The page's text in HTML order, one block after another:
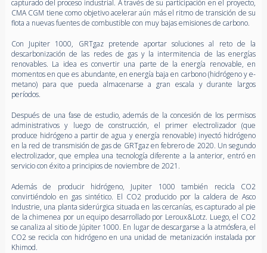
capturado del proceso industrial. A través de su participación en el proyecto,
CMA CGM tiene como objetivo acelerar aún más el ritmo de transición de su
flota a nuevas fuentes de combustible con muy bajas emisiones de carbono.
Con Jupiter 1000, GRTgaz pretende aportar soluciones al reto de la
descarbonización de las redes de gas y la intermitencia de las energías
renovables. La idea es convertir una parte de la energía renovable, en
momentos en que es abundante, en energía baja en carbono (hidrógeno y e-
metano) para que pueda almacenarse a gran escala y durante largos
períodos.
Después de una fase de estudio, además de la concesión de los permisos
administrativos y luego de construcción, el primer electrolizador (que
produce hidrógeno a partir de agua y energía renovable) inyectó hidrógeno
en la red de transmisión de gas de GRTgaz en febrero de 2020. Un segundo
electrolizador, que emplea una tecnología diferente a la anterior, entró en
servicio con éxito a principios de noviembre de 2021.
Además de producir hidrógeno, Jupiter 1000 también recicla CO2
convirtiéndolo en gas sintético. El CO2 producido por la caldera de Asco
Industrie, una planta siderúrgica situada en las cercanías, es capturado al pie
de la chimenea por un equipo desarrollado por Leroux&Lotz. Luego, el CO2
se canaliza al sitio de Júpiter 1000. En lugar de descargarse a la atmósfera, el
CO2 se recicla con hidrógeno en una unidad de metanización instalada por
Khimod.